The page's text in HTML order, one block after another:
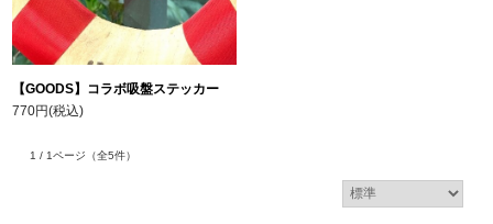
【GOODS】コラボ吸盤ステッカー
770円(税込)
1 / 1ページ （全5件）